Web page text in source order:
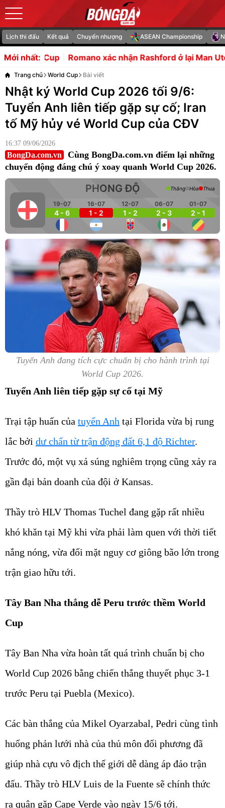
Lịch thi đấu Kết quả Chuyển nhượng ASEAN Championship
Mới nhất:
Romano xác nhận Rashford ở lại Man Utd Liverpool
Trang chủ World Cup Bài viết
Nhật ký World Cup 2026 tối 9/6:
Tuyển Anh liên tiếp gặp sự cố; Iran
tố Mỹ hủy vé World Cup của CĐV
16:37 09/06/2026
BongDa.com.vn
Cùng BongDa.com.vn điểm lại những
chuyển động đáng chú ý xoay quanh World Cup 2026.
PHONG ĐỘ
19-07
4 - 6
16-07
1 - 2
12-07
1 - 2
06-07
2 - 3
01-07
2 - 1
Thắng Hòa Thua
Tuyển Anh đang tích cực chuẩn bị cho hành trình tại
World Cup 2026.
Tuyển Anh liên tiếp gặp sự cố tại Mỹ
Trại tập huấn của tuyển Anh tại Florida vừa bị rung
lắc bởi dư chấn từ trận động đất 6,1 độ Richter.
Trước đó, một vụ xả súng nghiêm trọng cũng xảy ra
gần đại bản doanh của đội ở Kansas.
Thầy trò HLV Thomas Tuchel đang gặp rất nhiều
khó khăn tại Mỹ khi vừa phải làm quen với thời tiết
nắng nóng, vừa đối mặt nguy cơ giông bão lớn trong
trận giao hữu tới.
Tây Ban Nha thắng dễ Peru trước thềm World
Cup
Tây Ban Nha vừa hoàn tất quá trình chuẩn bị cho
World Cup 2026 bằng chiến thắng thuyết phục 3-1
trước Peru tại Puebla (Mexico).
Các bàn thắng của Mikel Oyarzabal, Pedri cùng tình
huống phản lưới nhà của thủ môn đối phương đã
giúp nhà cựu vô địch thế giới dễ dàng áp đảo trận
đấu. Thầy trò HLV Luis de la Fuente sẽ chính thức
ra quân gặp Cape Verde vào ngày 15/6 tới.